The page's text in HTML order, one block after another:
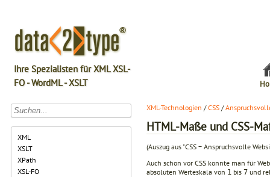
Ihre Spezialisten für XML XSL-
FO - WordML - XSLT
XML
XSLT
XPath
XSL-FO
XML-Technologien /CSS /
HTML-Maße und CSS-
(Auszug aus "CSS − Anspruchsvolle
Auch schon vor CSS konnte man für
absoluten Werteskala von 1 bis 7 und